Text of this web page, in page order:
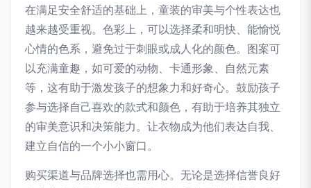
在满足安全舒适的基础上，童装的审美与个性表达也
越来越受重视。色彩上，可以选择柔和明快、能愉悦
心情的色系，避免过于刺眼或成人化的颜色。图案可
以充满童趣，如可爱的动物、卡通形象、自然元素
等，这有助于激发孩子的想象力和好奇心。鼓励孩子
参与选择自己喜欢的款式和颜色，有助于培养其独立
的审美意识和决策能力。让衣物成为他们表达自我、
建立自信的一个小小窗口。
购买渠道与品牌选择也需用心。无论是选择信誉良好